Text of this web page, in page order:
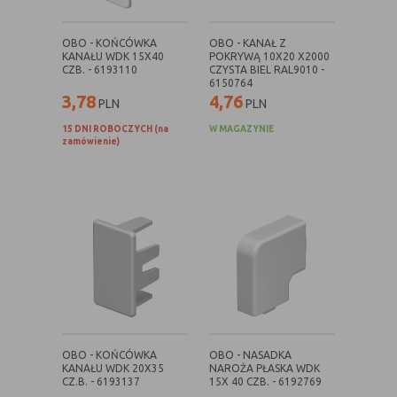
Cookie
zewnętrzne
cookie)
cookie umieszczone przez zewnętrzne
podmioty, których komponenty stron
zostały wywołane przez właściciela
witryny
innym kraju lub nawet zupełnie innym systemie prawnym.
W przypadku wywołania przez administratora witryny
komponentów serwisu pochodzących spoza systemu
administratora mogą obowiązywać inne standardowe
zasady polityki cookies niż polityka prywatności / cookies
administratora witryny.
D. Ze względu na cel jakiemu służą:
Rodzaj Opis
OBO - KOŃCÓWKA
KANAŁU WDK 15X40
CZB. - 6193110
3,78PLN
15 DNI ROBOCZYCH (na
zamówienie)
OBO - KANAŁ Z
POKRYWĄ 10X20 X2000
CZYSTA BIEL RAL9010 -
6150764
4,76PLN
W MAGAZYNIE
OBO - KOŃCÓWKA
KANAŁU WDK 20X35
CZ.B. - 6193137
OBO - NASADKA
NAROŻA PŁASKA WDK
15X 40 CZB. - 6192769